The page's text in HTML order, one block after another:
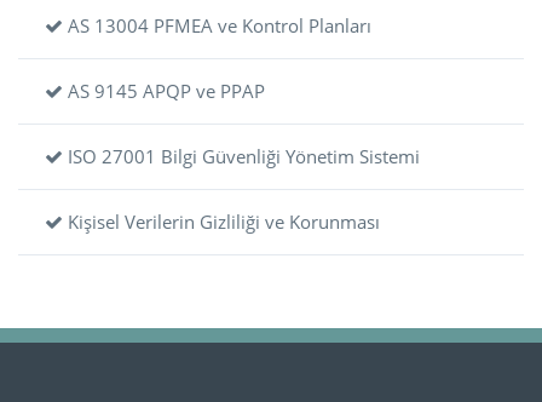
AS 13004 PFMEA ve Kontrol Planları
AS 9145 APQP ve PPAP
ISO 27001 Bilgi Güvenliği Yönetim Sistemi
Kişisel Verilerin Gizliliği ve Korunması